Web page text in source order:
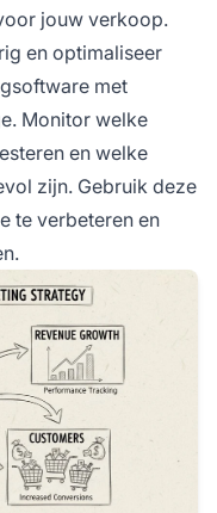
jouw verkoop.
en optimaliseer
met
Monitor welke
en welke
zijn. Gebruik deze
te verbeteren en